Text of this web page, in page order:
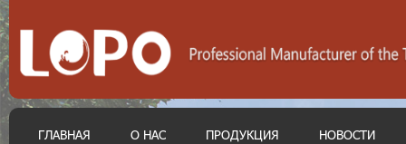
ГЛАВНАЯ О НАС ПРОДУКЦИЯ НОВОСТИ